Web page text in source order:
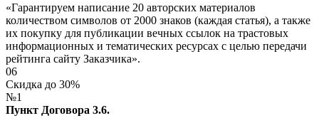
«Гарантируем написание 20 авторских материалов
количеством символов от 2000 знаков (каждая статья), а также
их покупку для публикации вечных ссылок на трастовых
информационных и тематических ресурсах с целью передачи
рейтинга сайту Заказчика».
06
Скидка до 30%
№1
Пункт Договора 3.6.